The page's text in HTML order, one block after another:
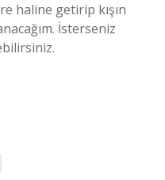
haline getirip kışın
İsterseniz